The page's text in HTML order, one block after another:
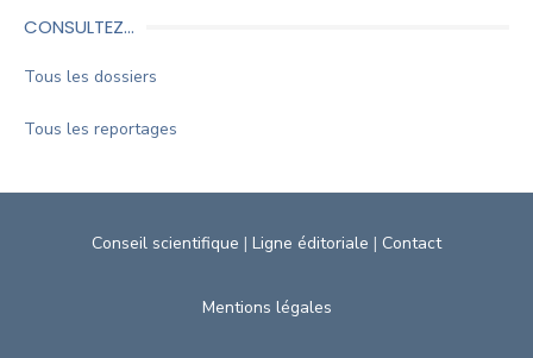
CONSULTEZ…
Tous les dossiers
Tous les reportages
Conseil scientifique | Ligne éditoriale | Contact
Mentions légales